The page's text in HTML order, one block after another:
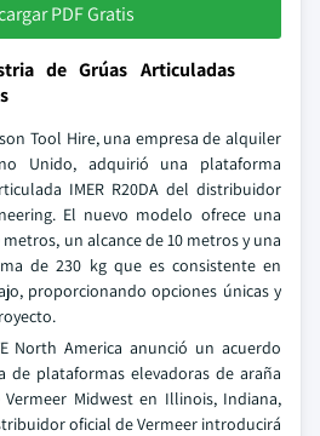
PDF Gratis
de Grúas Articuladas
Tool Hire, una empresa de alquiler
Unido, adquirió una plataforma
IMER R20DA del distribuidor
El nuevo modelo ofrece una
un alcance de 10 metros y una
de 230 kg que es consistente en
proporcionando opciones únicas y
North America anunció un acuerdo
de plataformas elevadoras de araña
Vermeer Midwest en Illinois, Indiana,
oficial de Vermeer introducirá